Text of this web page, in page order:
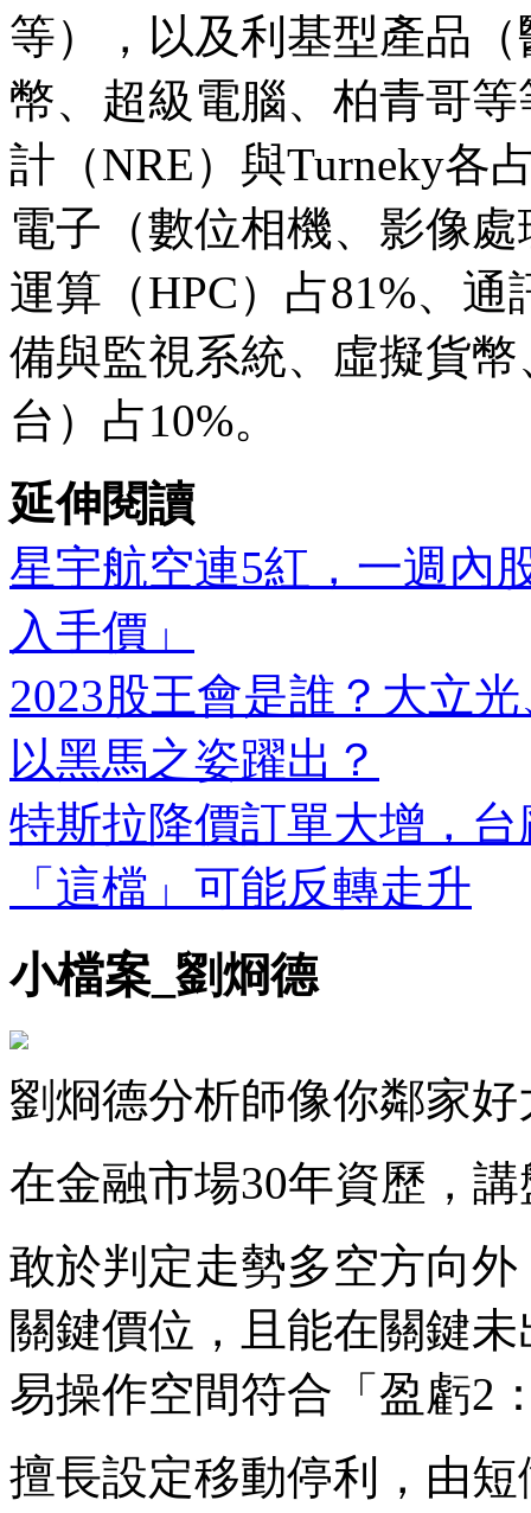
等），以及利基型產品
幣、超級電腦、柏青哥
計（NRE）與Turneky各
電子（數位相機、影像
運算（HPC）占81%、
備與監視系統、虛擬貨
台）占10%。
延伸閱讀
星宇航空連5紅，一週內
入手價」
2023股王會是誰？大立
以黑馬之姿躍出？
特斯拉降價訂單大增，
「這檔」可能反轉走升
小檔案_劉烱德
劉烱德分析師像你鄰家好
在金融市場30年資歷，
敢於判定走勢多空方向
關鍵價位，且能在關鍵
易操作空間符合「盈虧2
擅長設定移動停利，由